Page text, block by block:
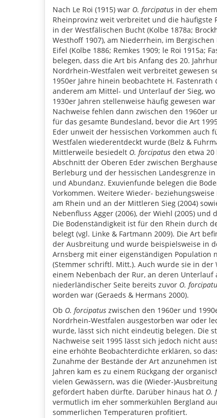
Nach Le Roi (1915) war O. forcipatus in der
Rheinprovinz weit verbreitet und die häufigste
in der Westfälischen Bucht (Kolbe 1878a;
Westhoff 1907), am Niederrhein, im
Eifel (Kolbe 1886; Remkes 1909; le Roi 1915a;
belegen, dass die Art bis Anfang des 20.
Nordrhein-Westfalen weit verbreitet gewesen
1950er Jahre hinein beobachtete H. Fastenrath
anderem am Mittel- und Unterlauf der Sieg,
1930er Jahren stellenweise häufig gewesen
Nachweise fehlen dann zwischen den 1960er
für das gesamte Bundesland, bevor die Art
Eder unweit der hessischen Vorkommen auch
Westfalen wiederentdeckt wurde (Belz &
Mittlerweile besiedelt O. forcipatus den etwa 20
Abschnitt der Oberen Eder zwischen
Berleburg und der hessischen Landesgrenze
und Abundanz. Exuvienfunde belegen die
Vorkommen. Weitere Wieder-
am Rhein und an der Mittleren Sieg (2004)
Nebenfluss Agger (2006), der Wiehl (2005) und
Die Bodenständigkeit ist für den Rhein durch
belegt (vgl. Linke & Fartmann 2009). Die Art
der Ausbreitung und wurde beispielsweise in
Arnsberg mit einer eigenständigen Population
(Stemmer schriftl. Mitt.). Auch wurde sie in der
einem Nebenbach der Rur, an deren Unterlauf
niederländischer Seite bereits zuvor O.
worden war (Geraeds & Hermans 2000).
Ob O. forcipatus zwischen den 1960er und
Nordrhein-Westfalen ausgestorben war oder
wurde, lässt sich nicht eindeutig belegen. Die
Nachweise seit 1995 lässt sich jedoch nicht
eine erhöhte Beobachterdichte erklären, so
Zunahme der Bestände der Art anzunehmen
Jahren kam es zu einem Rückgang der
vielen Gewässern, was die (Wieder-
gefördert haben dürfte. Darüber hinaus hat O.
vermutlich im eher sommerkühlen Bergland
sommerlichen Temperaturen profitiert.